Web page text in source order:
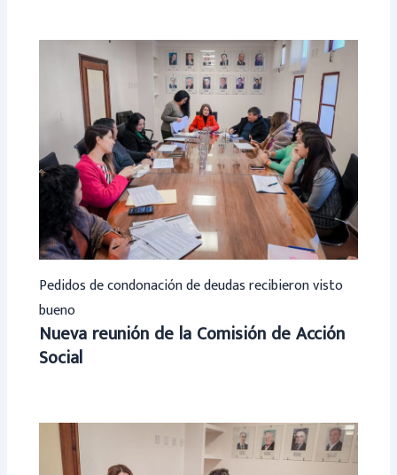
Pedidos de condonación de deudas recibieron visto
bueno
Nueva reunión de la Comisión de Acción
Social